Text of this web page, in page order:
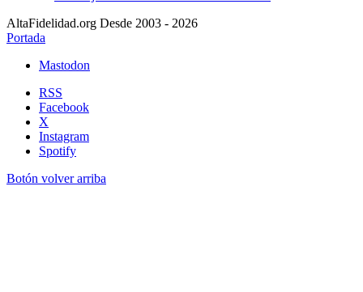
AltaFidelidad.org Desde 2003 - 2026
Portada
Mastodon
RSS
Facebook
X
Instagram
Spotify
Botón volver arriba